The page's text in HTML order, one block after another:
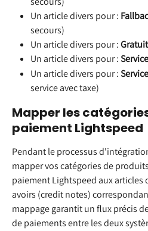
Un article divers pour :
secours)
Un article divers pour :
Un article divers pour :
Un article divers pour :
service avec taxe)
Mapper les
paiement Lightspeed
Pendant le processus
mapper vos catégories de
paiement Lightspeed aux articles
avoirs (credit notes)
mappage garantit un flux précis
de paiements entre les deux